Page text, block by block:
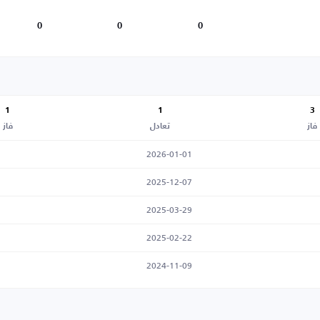
0
0
0
3
فاز
1
تعادل
1
فاز
2026-01-01
2025-12-07
2025-03-29
2025-02-22
2024-11-09